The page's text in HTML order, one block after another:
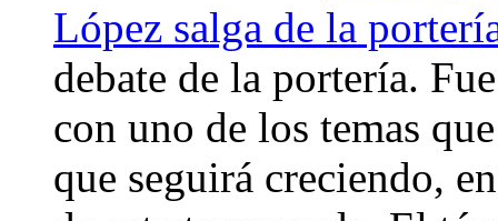
López salga de la
debate de la portería.
con uno de los temas
que seguirá creciendo,